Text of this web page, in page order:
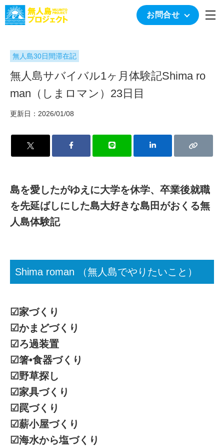
お問合せ
無人島30日間滞在記
無人島サバイバル1ヶ月体験記Shima ro
man（しまロマン）23日目
更新日：2026/01/08
島を愛したがゆえに大学を休学、卒業後就職
を先延ばしにした島大好きな島田がおくる無
人島体験記
Shima roman （無人島でやりたいこと）
☑︎家づくり
☑︎かまどづくり
☑︎ろ過装置
☑︎箸•食器づくり
☑︎野草探し
☑︎家具づくり
☑︎罠づくり
☑︎薪小屋づくり
☑︎海水から塩づくり